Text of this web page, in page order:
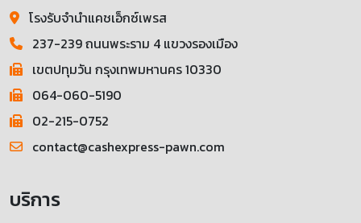
โรงรับจำนำแคชเอ็กซ์เพรส
237-239 ถนนพระราม 4 แขวงรองเมือง
เขตปทุมวัน กรุงเทพมหานคร 10330
064-060-5190
02-215-0752
contact@cashexpress-pawn.com
บริการ